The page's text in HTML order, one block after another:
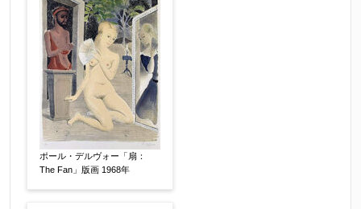
ポール・デルヴォー「扇：
The Fan」版画 1968年